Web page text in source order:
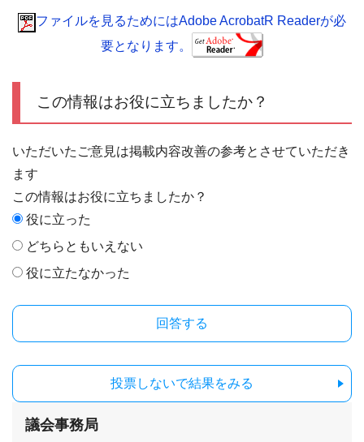
ファイルを見るためにはAdobe AcrobatR Readerが必
要となります。
この情報はお役に立ちましたか？
いただいたご意見は掲載内容改善の参考とさせていただき
ます
この情報はお役に立ちましたか？
役に立った
どちらともいえない
役に立たなかった
投票しないで結果をみる
議会事務局